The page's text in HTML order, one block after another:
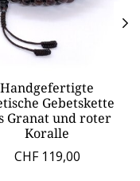
Handgefertigte
Gebetskette
Granat und roter
Koralle
CHF 119,00